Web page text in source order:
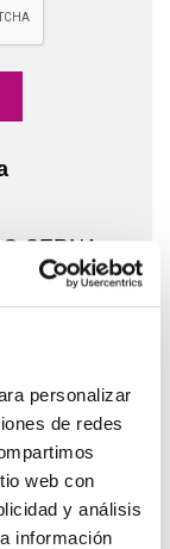
personalizar
de redes
web con
y análisis
información
SERNA
datos